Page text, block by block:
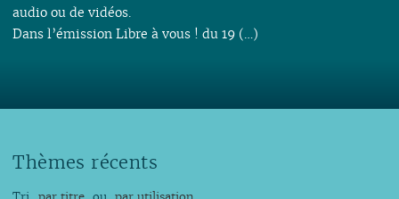
audio ou de vidéos.
Dans l’émission Libre à vous ! du 19 (…)
Thèmes récents